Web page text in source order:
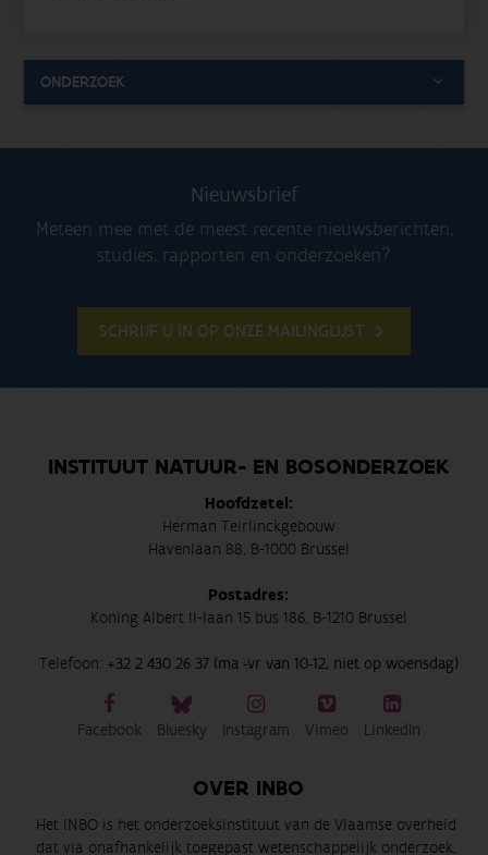
ONDERZOEK
Nieuwsbrief
Meteen mee met de meest recente nieuwsberichten,
studies, rapporten en onderzoeken?
SCHRIJF U IN OP ONZE MAILINGLIJST
INSTITUUT NATUUR- EN BOSONDERZOEK
Hoofdzetel:
Herman Teirlinckgebouw
Havenlaan 88, B-1000 Brussel
Postadres:
Koning Albert II-laan 15 bus 186, B-1210 Brussel
Telefoon: +32 2 430 26 37 (ma -vr van 10-12, niet op woensdag)
Facebook Bluesky Instagram Vimeo LinkedIn
OVER INBO
Het INBO is het onderzoeksinstituut van de Vlaamse overheid
dat via onafhankelijk toegepast wetenschappelijk onderzoek,